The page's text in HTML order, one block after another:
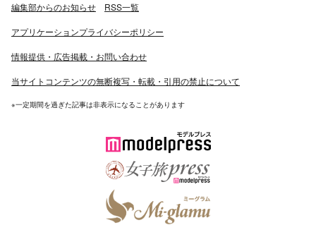
編集部からのお知らせ RSS一覧
アプリケーションプライバシーポリシー
情報提供・広告掲載・お問い合わせ
当サイトコンテンツの無断複写・転載・引用の禁止について
※一定期間を過ぎた記事は非表示になることがあります